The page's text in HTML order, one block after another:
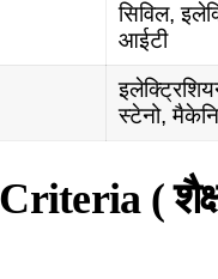
सिविल,
आईटी
स्टेनो,
(